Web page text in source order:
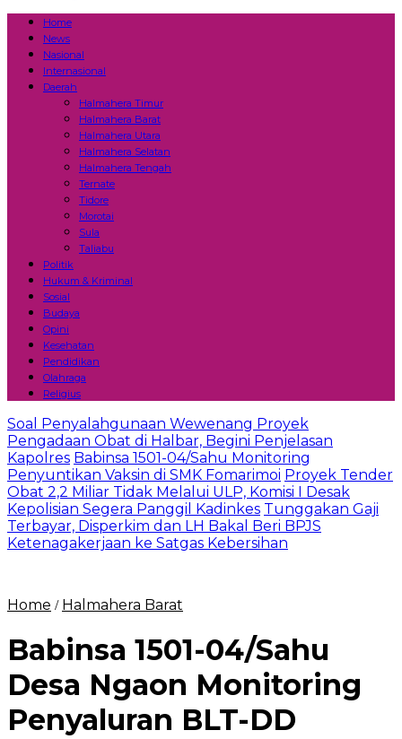
Home
News
Nasional
Internasional
Daerah
Halmahera Timur
Halmahera Barat
Halmahera Utara
Halmahera Selatan
Halmahera Tengah
Ternate
Tidore
Morotai
Sula
Taliabu
Politik
Hukum & Kriminal
Sosial
Budaya
Opini
Kesehatan
Pendidikan
Olahraga
Religius
Soal Penyalahgunaan Wewenang Proyek
Pengadaan Obat di Halbar, Begini Penjelasan
Kapolres Babinsa 1501-04/Sahu Monitoring
Penyuntikan Vaksin di SMK Fomarimoi Proyek Tender
Obat 2,2 Miliar Tidak Melalui ULP, Komisi I Desak
Kepolisian Segera Panggil Kadinkes Tunggakan Gaji
Terbayar, Disperkim dan LH Bakal Beri BPJS
Ketenagakerjaan ke Satgas Kebersihan
Home / Halmahera Barat
Babinsa 1501-04/Sahu
Desa Ngaon Monitoring
Penyaluran BLT-DD